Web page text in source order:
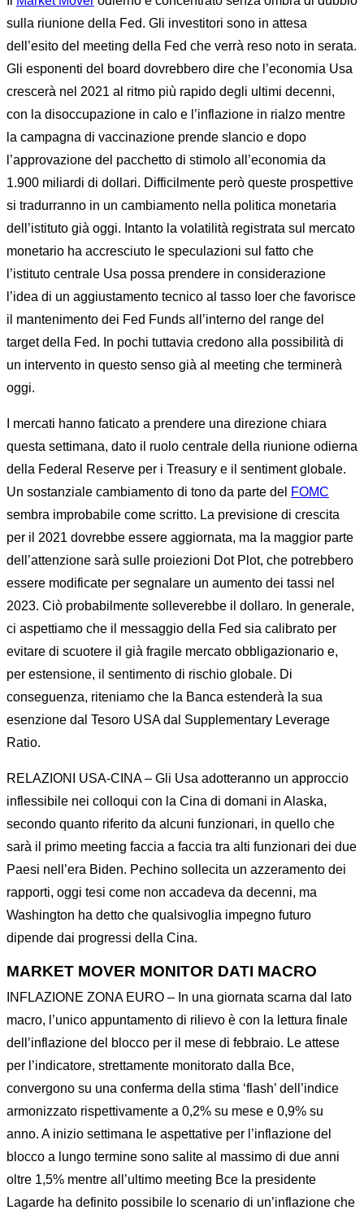
sulla riunione della Fed. Gli investitori sono in attesa
dell’esito del meeting della Fed che verrà reso noto in serata.
Gli esponenti del board dovrebbero dire che l’economia Usa
crescerà nel 2021 al ritmo più rapido degli ultimi decenni,
con la disoccupazione in calo e l’inflazione in rialzo mentre
la campagna di vaccinazione prende slancio e dopo
l’approvazione del pacchetto di stimolo all’economia da
1.900 miliardi di dollari. Difficilmente però queste prospettive
si tradurranno in un cambiamento nella politica monetaria
dell’istituto già oggi. Intanto la volatilità registrata sul mercato
monetario ha accresciuto le speculazioni sul fatto che
l’istituto centrale Usa possa prendere in considerazione
l’idea di un aggiustamento tecnico al tasso Ioer che favorisce
il mantenimento dei Fed Funds all’interno del range del
target della Fed. In pochi tuttavia credono alla possibilità di
un intervento in questo senso già al meeting che terminerà
oggi.
I mercati hanno faticato a prendere una direzione chiara
questa settimana, dato il ruolo centrale della riunione odierna
della Federal Reserve per i Treasury e il sentiment globale.
Un sostanziale cambiamento di tono da parte del FOMC
sembra improbabile come scritto. La previsione di crescita
per il 2021 dovrebbe essere aggiornata, ma la maggior parte
dell’attenzione sarà sulle proiezioni Dot Plot, che potrebbero
essere modificate per segnalare un aumento dei tassi nel
2023. Ciò probabilmente solleverebbe il dollaro. In generale,
ci aspettiamo che il messaggio della Fed sia calibrato per
evitare di scuotere il già fragile mercato obbligazionario e,
per estensione, il sentimento di rischio globale. Di
conseguenza, riteniamo che la Banca estenderà la sua
esenzione dal Tesoro USA dal Supplementary Leverage
Ratio.
RELAZIONI USA-CINA – Gli Usa adotteranno un approccio
inflessibile nei colloqui con la Cina di domani in Alaska,
secondo quanto riferito da alcuni funzionari, in quello che
sarà il primo meeting faccia a faccia tra alti funzionari dei due
Paesi nell’era Biden. Pechino sollecita un azzeramento dei
rapporti, oggi tesi come non accadeva da decenni, ma
Washington ha detto che qualsivoglia impegno futuro
dipende dai progressi della Cina.
MARKET MOVER MONITOR DATI MACRO
INFLAZIONE ZONA EURO – In una giornata scarna dal lato
macro, l’unico appuntamento di rilievo è con la lettura finale
dell’inflazione del blocco per il mese di febbraio. Le attese
per l’indicatore, strettamente monitorato dalla Bce,
convergono su una conferma della stima ‘flash’ dell’indice
armonizzato rispettivamente a 0,2% su mese e 0,9% su
anno. A inizio settimana le aspettative per l’inflazione del
blocco a lungo termine sono salite al massimo di due anni
oltre 1,5% mentre all’ultimo meeting Bce la presidente
Lagarde ha definito possibile lo scenario di un’inflazione che